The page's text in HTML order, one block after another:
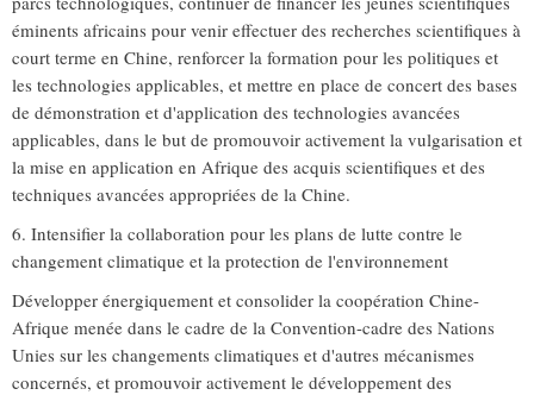
éminents africains pour venir effectuer des recherches scientifiques à
court terme en Chine, renforcer la formation pour les politiques et
les technologies applicables, et mettre en place de concert des bases
de démonstration et d'application des technologies avancées
applicables, dans le but de promouvoir activement la vulgarisation et
la mise en application en Afrique des acquis scientifiques et des
techniques avancées appropriées de la Chine.
6. Intensifier la collaboration pour les plans de lutte contre le
changement climatique et la protection de l'environnement
Développer énergiquement et consolider la coopération Chine-
Afrique menée dans le cadre de la Convention-cadre des Nations
Unies sur les changements climatiques et d'autres mécanismes
concernés, et promouvoir activement le développement des